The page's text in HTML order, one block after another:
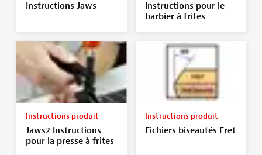
Instructions Jaws
Instructions pour le
barbier à frites
Instructions produit
Jaws2 Instructions
pour la presse à frites
Instructions produit
Fichiers biseautés Fret